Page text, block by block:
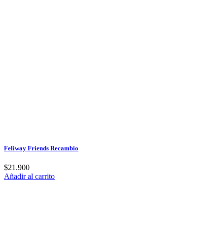
Feliway Friends Recambio
$21.900
Añadir al carrito